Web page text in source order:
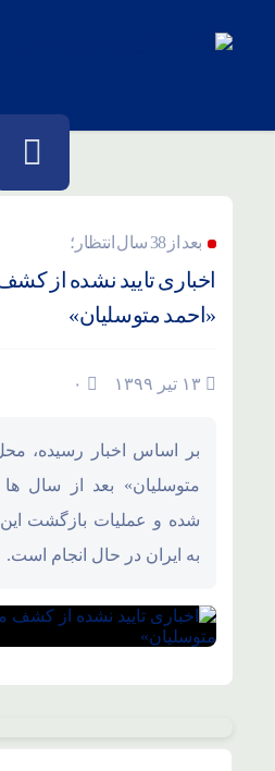
بعد از 38 سال انتظار؛
اخباری تایید نشده از
«احمد متوسلیان»
۰
بر اساس اخبار رسیده،
متوسلیان» بعد از سال ها
شده و عملیات بازگشت
به ایران در حال انجام است.